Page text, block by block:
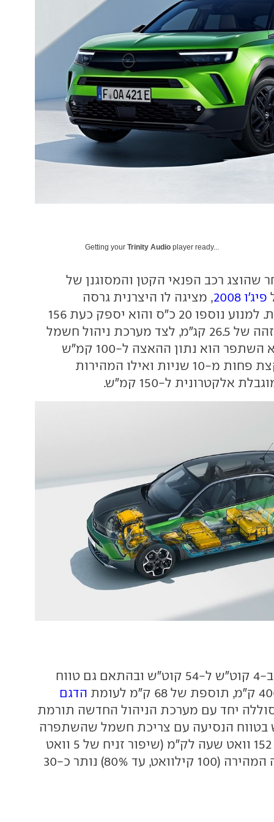
Getting yourTrinity Audio player ready...
שהוצג רכב הפנאי הקטן והמסוגנן של
פיג'ו 2008
, מציגה לו היצרנית גרסה
חשמלית משודרגת. למנוע נוספו 20 כ"ס והוא יספק כעת 156
כ"ס ונתון מומנט זהה של 26.5 קג"מ, לצד מערכת ניהול חשמל
מעודכנת. מה שלא השתפר הוא נתון ההאצה ל-100 קמ"ש
שעומד כעת על קצת פחות מ-10 שניות ואילו המהירות
אלקטרונית ל-150 קמ"ש.
נפח הסוללה גדל ב-4 קוט"ש ל-54 קוט"ש ובהתאם גם טווח
הדגם
יחד עם מערכת הניהול החדשה תורמת
הנסיעה עם צריכת חשמל שהשתפרה
קלות ועומדת על 152 וואט שעה לק"מ (שיפור זניח של 5 וואט
שעה). זמן הטעינה המהירה (100 קילוואט, עד 80%) נותר כ-30